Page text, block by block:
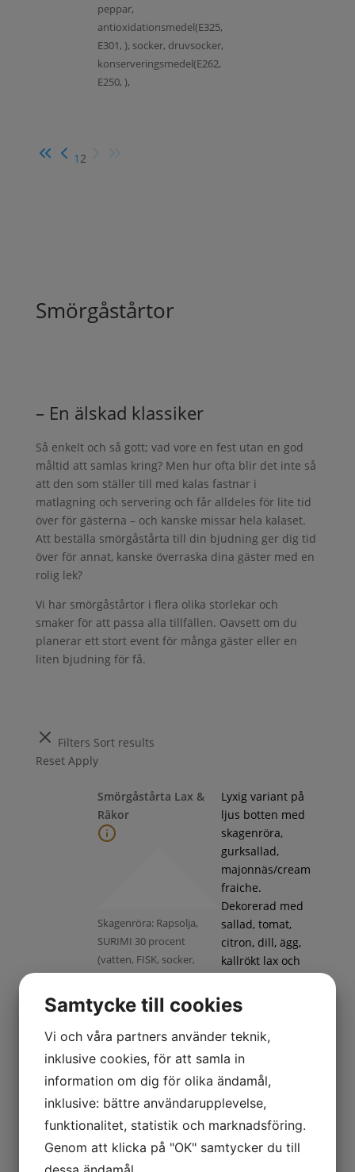
peppar,
antioxidationsmedel(E325,
E301, ), socker, druvsocker,
konserveringsmedel(E262,
E250, ),
1 2
Smörgåstårtor
– En älskad klassiker
Så enkelt och så gott; vad vore en fest utan en god
måltid att samlas kring? Men hur ofta blir det inte så
att den som ställer till med kalas fastnar i
matlagning och servering och får alldeles för lite tid
över för gästerna – och kanske missar hela kalaset.
Att beställa smörgåstårta till din bjudning ger dig tid
över för annat, kanske överraska dina gäster med en
rolig lek?
Vi har smörgåstårtor i flera olika storlekar och
smaker för att passa alla tillfällen. Oavsett om du
planerar ett stort event för många gäster eller en
liten bjudning för få.
Filters Sort results
Reset Apply
Smörgåstårta Lax &
Räkor
Skagenröra: Rapsolja,
SURIMI 30 procent
(vatten, FISK, socker,
ÄGGVITA,
potatisstärkelse, SOJAolja,
salt, KRABBAROM,
färgämne
(paprikaextrakt, karmin)),
RÄKOR 15 procent,
vatten, ÄGGULA,
LODDAROM, socker,
ättika, SENAPSFRÖ, dill,
salt, lök,
citronkoncentrat,
Lyxig variant på
ljus botten med
skagenröra,
gurksallad,
majonnäs/cream
fraiche.
Dekorerad med
sallad, tomat,
citron, dill, ägg,
kallrökt lax och
Samtycke till cookies
Vi och våra partners använder teknik,
inklusive cookies, för att samla in
information om dig för olika ändamål,
inklusive: bättre användarupplevelse,
funktionalitet, statistik och marknadsföring.
Genom att klicka på "OK" samtycker du till